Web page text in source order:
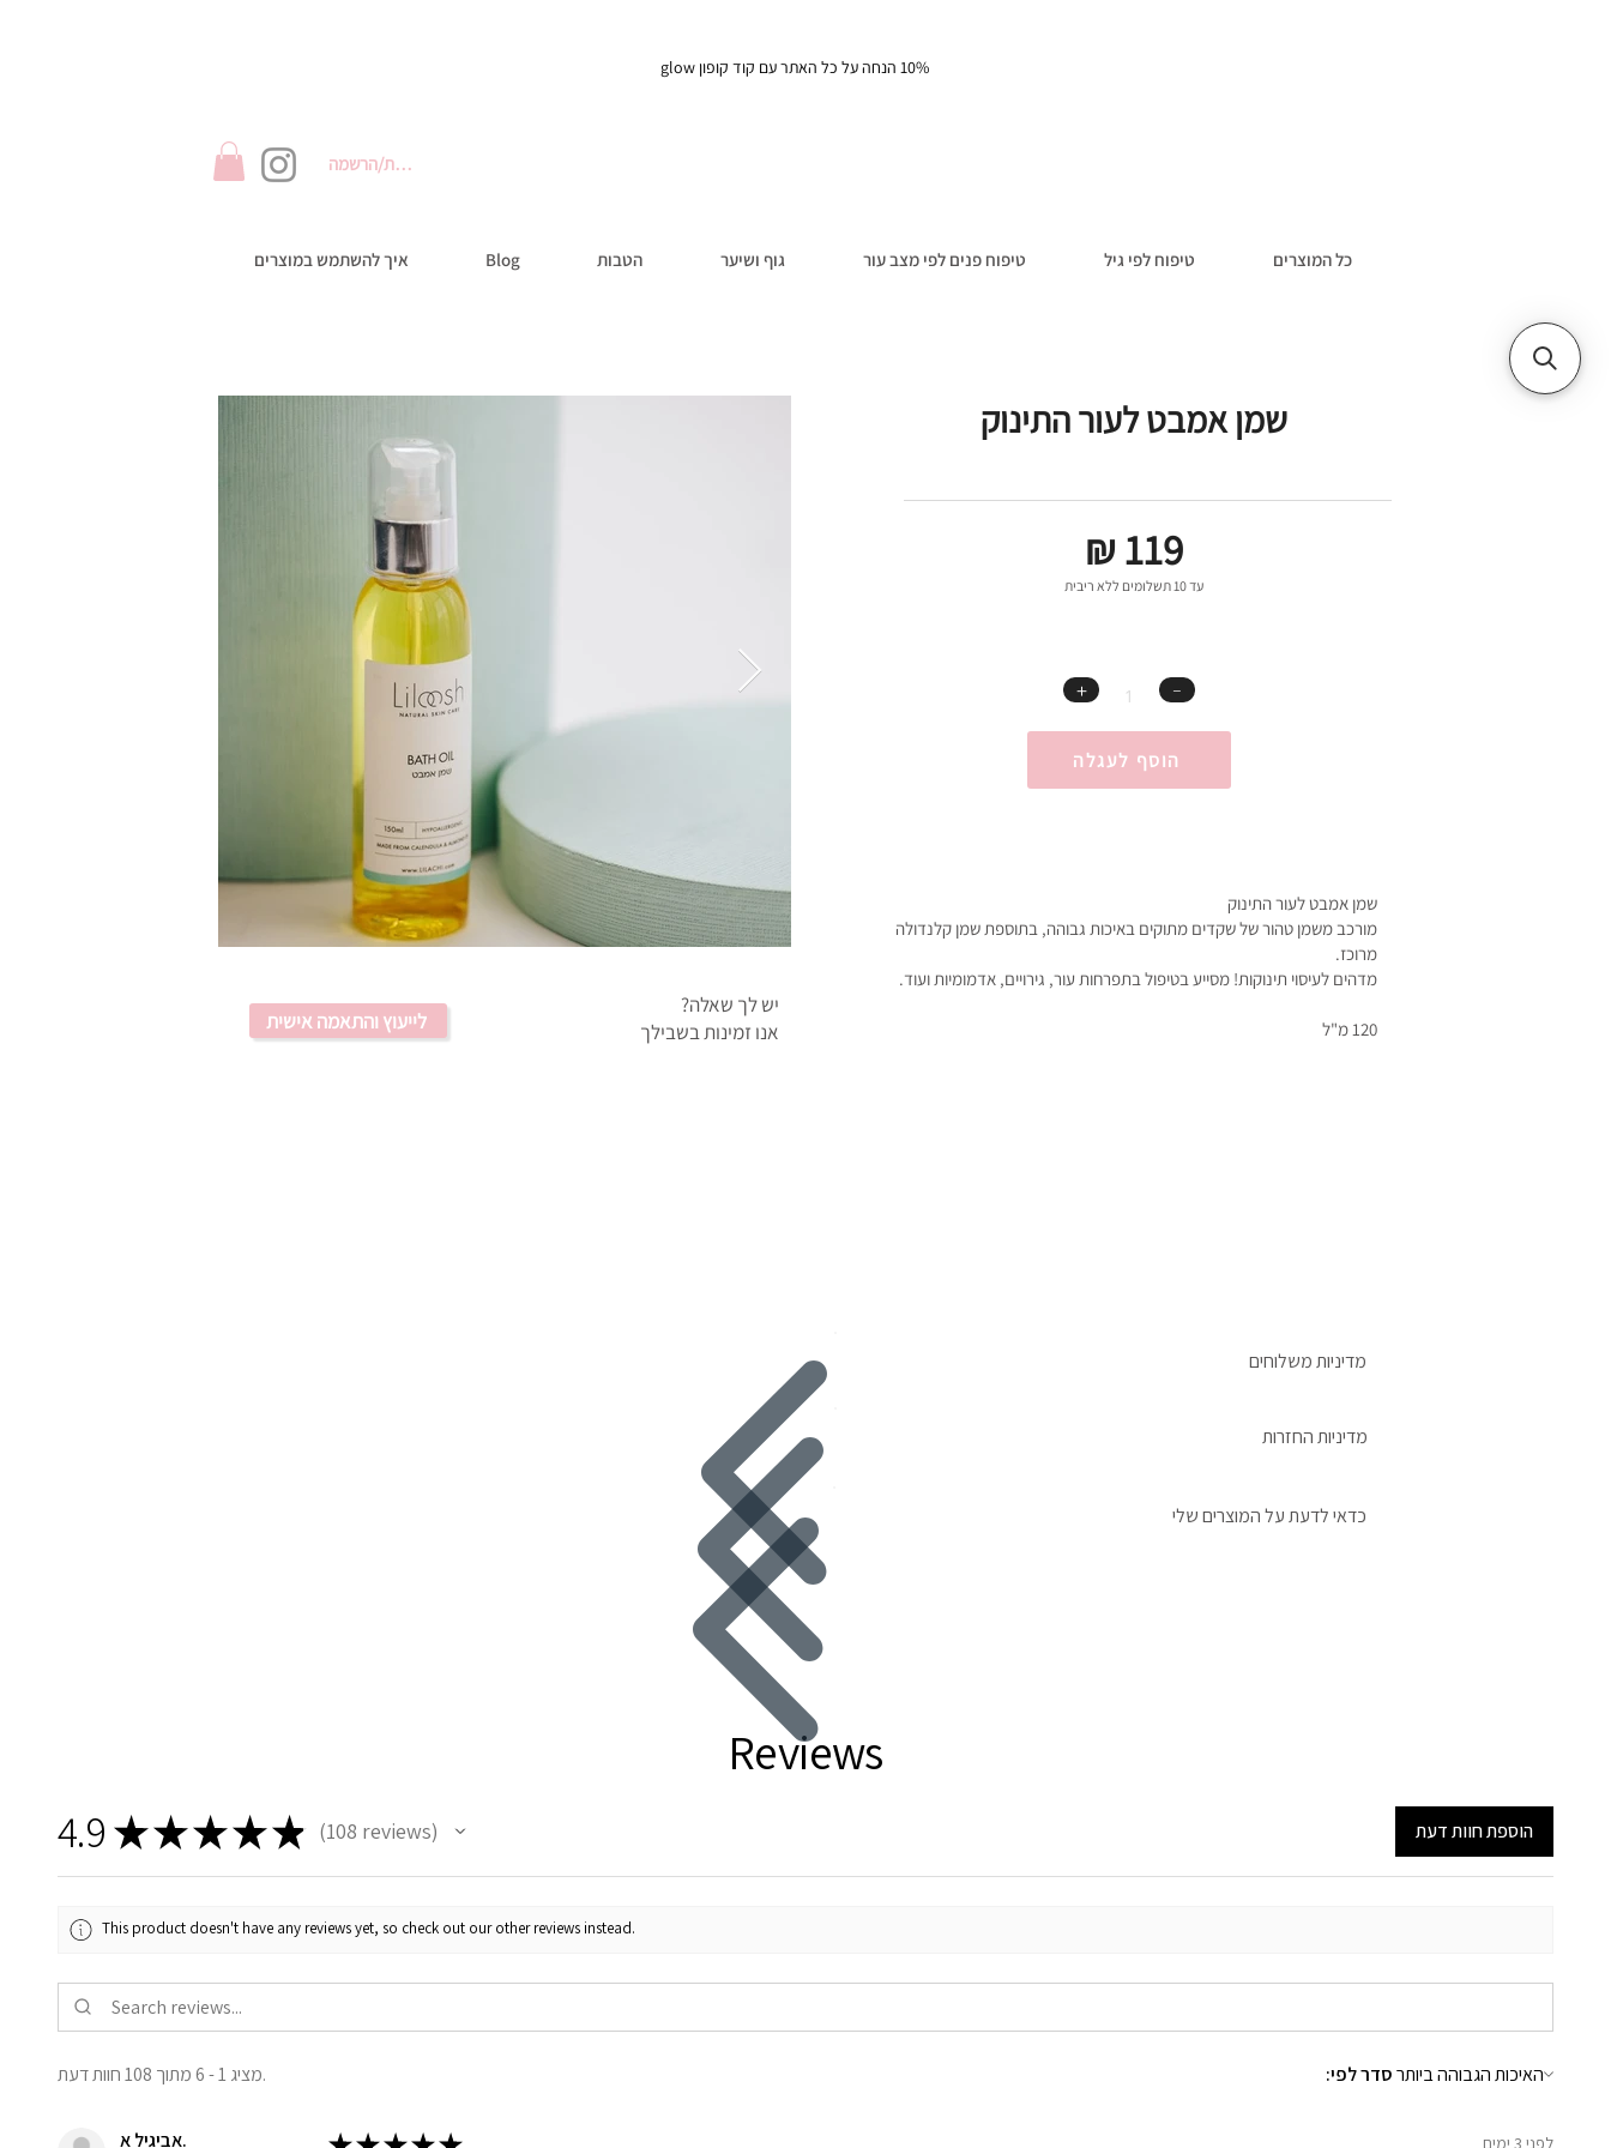
10% הנחה על כל האתר עם קוד קופון glow
התחברות/הרשמה
לייעוץ והתאמה אישית
יש לך שאלה?
אנו זמינות בשבילך
שמן אמבט לעור התינוק
₪ 119
עד 10 תשלומים ללא ריבית
＋ ﹣
הוסף לעגלה
שמן אמבט לעור התינוק
מורכב משמן טהור של שקדים מתוקים באיכות גבוהה, בתוספת שמן קלנדולה
מרוכז.
מדהים לעיסוי תינוקות! מסייע בטיפול בתפרחות עור, גירויים, אדמומיות ועוד.
120 מ"ל
מדיניות משלוחים
מדיניות החזרות
כדאי לדעת על המוצרים שלי
Reviews
4.9 ★★★★★ 108 reviews
108 הוספת חוות דעת
This product doesn't have any reviews yet, so check out our other reviews instead.
מציג 1 - 6 מתוך 108 חוות דעת. :סדר לפי
אביגיל א. לפני 3 ימים
כל המוצרים טיפוח לפי גיל טיפוח פנים לפי מצב עור גוף ושיער הטבות Blog איך להשתמש במוצרים